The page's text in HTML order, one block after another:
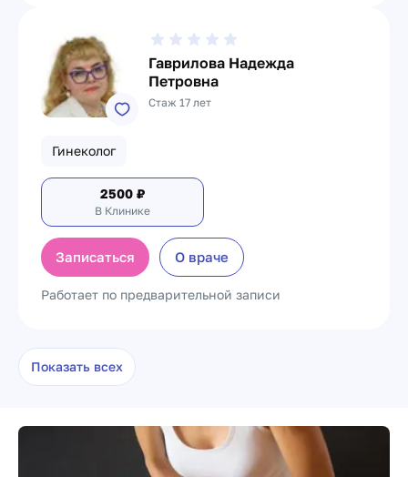
Гаврилова Надежда
Петровна
Стаж 17 лет
Гинеколог
2500 ₽
В Клинике
Записаться О враче
Работает по предварительной записи
Показать всех